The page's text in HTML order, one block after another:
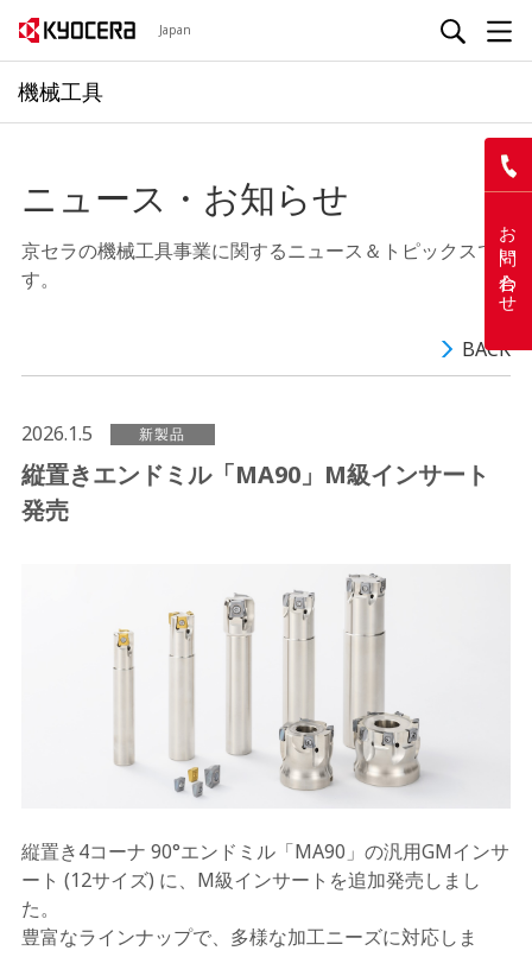
Japan
機械工具
お問い合わせ
ニュース・お知らせ
京セラの機械工具事業に関するニュース＆トピックスで
す。
BACK
2026.1.5 新製品
縦置きエンドミル「MA90」M級インサート
発売
縦置き4コーナ 90°エンドミル「MA90」の汎用GMインサ
ート (12サイズ) に、M級インサートを追加発売しまし
た。
豊富なラインナップで、多様な加工ニーズに対応しま